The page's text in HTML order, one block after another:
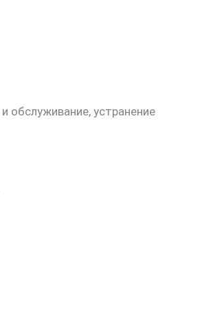
обслуживание, устранение